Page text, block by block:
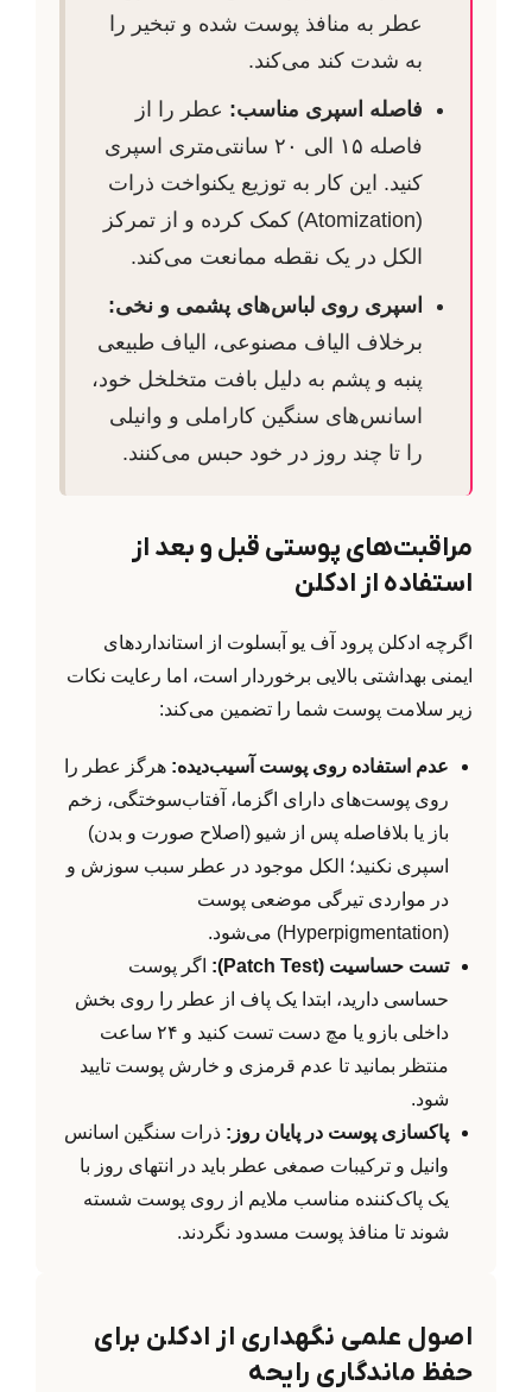
عطر به منافذ پوست شده و تبخیر را
به شدت کند می‌کند.
فاصله اسپری مناسب: عطر را از
فاصله ۱۵ الی ۲۰ سانتی‌متری اسپری
کنید. این کار به توزیع یکنواخت ذرات
(Atomization) کمک کرده و از تمرکز
الکل در یک نقطه ممانعت می‌کند.
اسپری روی لباس‌های پشمی و نخی:
برخلاف الیاف مصنوعی، الیاف طبیعی
پنبه و پشم به دلیل بافت متخلخل خود،
اسانس‌های سنگین کاراملی و وانیلی
را تا چند روز در خود حبس می‌کنند.
مراقبت‌های پوستی قبل و بعد از
استفاده از ادکلن
اگرچه ادکلن پرود آف یو آبسلوت از استانداردهای
ایمنی بهداشتی بالایی برخوردار است، اما رعایت نکات
زیر سلامت پوست شما را تضمین می‌کند:
عدم استفاده روی پوست آسیب‌دیده: هرگز عطر را
روی پوست‌های دارای اگزما، آفتاب‌سوختگی، زخم
باز یا بلافاصله پس از شیو (اصلاح صورت و بدن)
اسپری نکنید؛ الکل موجود در عطر سبب سوزش و
در مواردی تیرگی موضعی پوست
(Hyperpigmentation) می‌شود.
تست حساسیت (Patch Test):
اگر پوست
حساسی دارید، ابتدا یک پاف از عطر را روی بخش
داخلی بازو یا مچ دست تست کنید و ۲۴ ساعت
منتظر بمانید تا عدم قرمزی و خارش پوست تایید
شود.
پاکسازی پوست در پایان روز: ذرات سنگین اسانس
وانیل و ترکیبات صمغی عطر باید در انتهای روز با
یک پاک‌کننده مناسب ملایم از روی پوست شسته
شوند تا منافذ پوست مسدود نگردند.
اصول علمی نگهداری از ادکلن برای
حفظ ماندگاری رایحه